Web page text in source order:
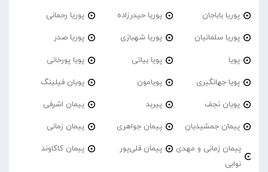
پوریا باباجان پوریا حیدرزاده پوریا رحمانی
پوریا سلمانیان پوریا شهبازی پوریا صدر
پویا پویا بیاتی پویا پورخانی
پویا جهانگیری پویامون پویان فیلینگ
پویان نجف پیربد پیمان اشرفی
پیمان جمشیدیان پیمان جواهری پیمان زمانی
پیمان زمانی و مهدی
نوابی
پیمان قلی‌پور پیمان کاکاوند